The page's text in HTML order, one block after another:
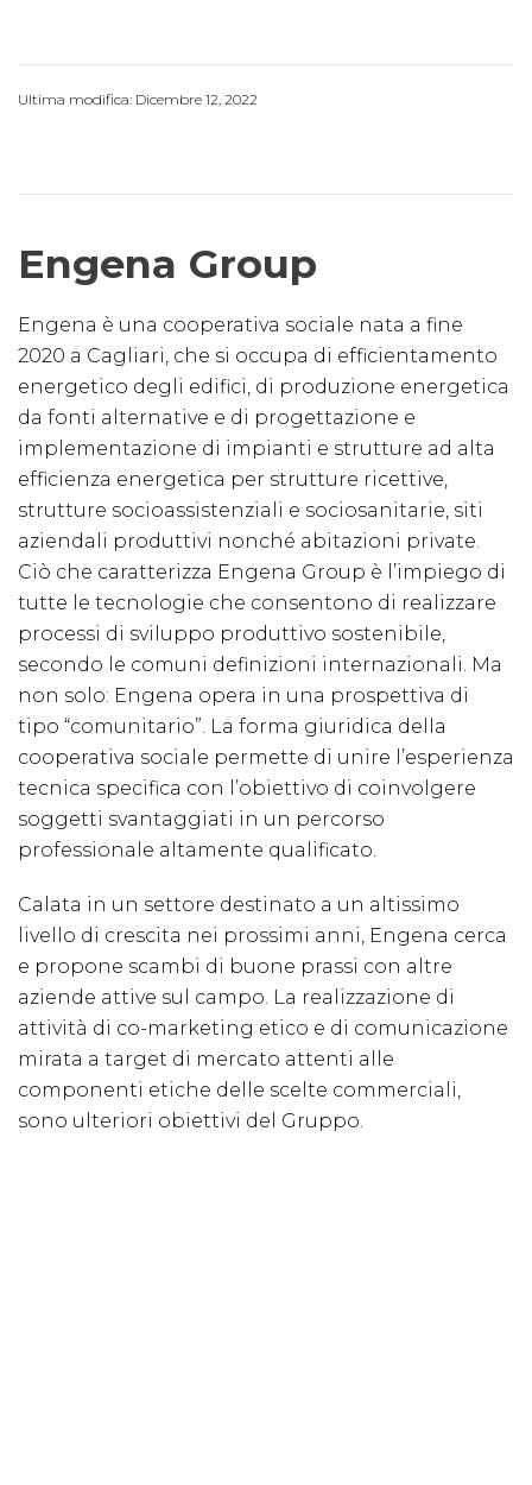
Ultima modifica: Dicembre 12, 2022
Engena Group
Engena è una cooperativa sociale nata a fine
2020 a Cagliari, che si occupa di efficientamento
energetico degli edifici, di produzione energetica
da fonti alternative e di progettazione e
implementazione di impianti e strutture ad alta
efficienza energetica per strutture ricettive,
strutture socioassistenziali e sociosanitarie, siti
aziendali produttivi nonché abitazioni private.
Ciò che caratterizza Engena Group è l’impiego di
tutte le tecnologie che consentono di realizzare
processi di sviluppo produttivo sostenibile,
secondo le comuni definizioni internazionali. Ma
non solo: Engena opera in una prospettiva di
tipo “comunitario”. La forma giuridica della
cooperativa sociale permette di unire l’esperienza
tecnica specifica con l’obiettivo di coinvolgere
soggetti svantaggiati in un percorso
professionale altamente qualificato.
Calata in un settore destinato a un altissimo
livello di crescita nei prossimi anni, Engena cerca
e propone scambi di buone prassi con altre
aziende attive sul campo. La realizzazione di
attività di co-marketing etico e di comunicazione
mirata a target di mercato attenti alle
componenti etiche delle scelte commerciali,
sono ulteriori obiettivi del Gruppo.